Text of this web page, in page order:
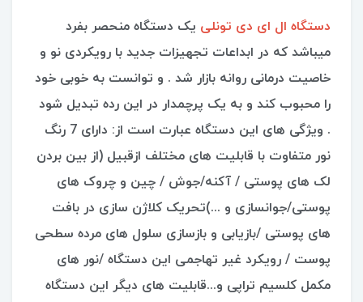
دستگاه ال ای دی تونلی یک دستگاه منحصر بفرد
میباشد که در ابداعات تجهیزات جدید با رویکردی نو و
خاصیت درمانی روانه بازار شد . و توانست به خوبی خود
را محبوب کند و به یک پرچمدار در این رده تبدیل شود
. ویژگی های این دستگاه عبارت است از: دارای 7 رنگ
نور متفاوت با قابلیت های مختلف ازقبیل (از بین بردن
لک های پوستی / آکنه/جوش / چین و چروک های
پوستی/جوانسازی و ...)تحریک کلاژن سازی در بافت
های پوستی /بازیابی و بازسازی سلول های مرده سطحی
پوست / رویکرد غیر تهاجمی این دستگاه /نور های
مکمل کلسیم تراپی و...قابلیت های دیگر این دستگاه